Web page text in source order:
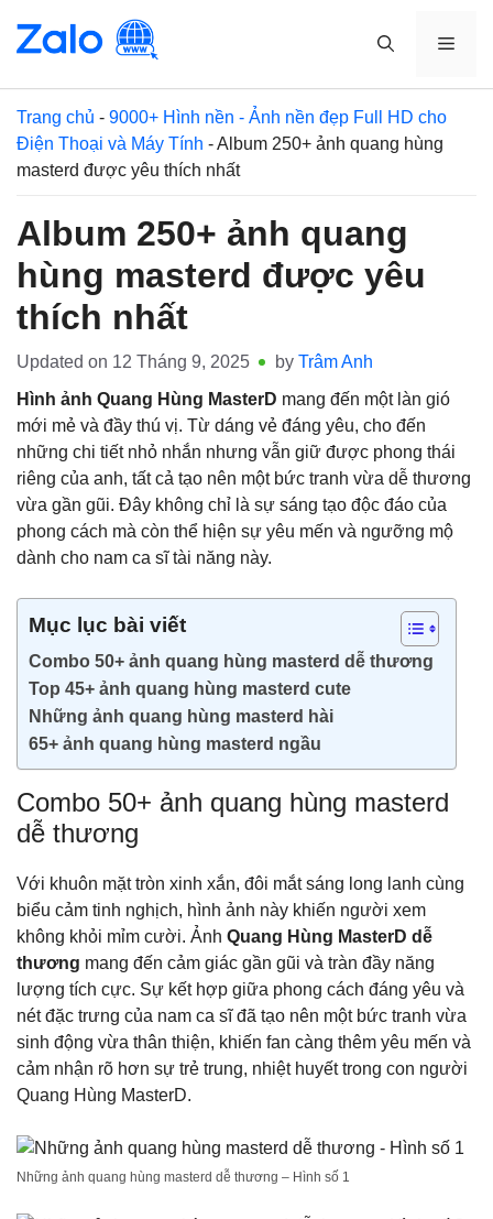
Trang chủ - 9000+ Hình nền - Ảnh nền đẹp Full HD cho
Điện Thoại và Máy Tính -Album 250+ ảnh quang hùng
masterd được yêu thích nhất
Album 250+ ảnh quang
hùng masterd được yêu
thích nhất
Updated on 12 Tháng 9, 2025 by Trâm Anh
Hình ảnh Quang Hùng MasterD mang đến một làn gió
mới mẻ và đầy thú vị. Từ dáng vẻ đáng yêu, cho đến
những chi tiết nhỏ nhắn nhưng vẫn giữ được phong thái
riêng của anh, tất cả tạo nên một bức tranh vừa dễ thương
vừa gần gũi. Đây không chỉ là sự sáng tạo độc đáo của
phong cách mà còn thể hiện sự yêu mến và ngưỡng mộ
dành cho nam ca sĩ tài năng này.
Mục lục bài viết
Combo 50+ ảnh quang hùng masterd dễ thương
Top 45+ ảnh quang hùng masterd cute
Những ảnh quang hùng masterd hài
65+ ảnh quang hùng masterd ngầu
Combo 50+ ảnh quang hùng masterd
dễ thương
Với khuôn mặt tròn xinh xắn, đôi mắt sáng long lanh cùng
biểu cảm tinh nghịch, hình ảnh này khiến người xem
không khỏi mỉm cười. Ảnh Quang Hùng MasterD dễ
thương mang đến cảm giác gần gũi và tràn đầy năng
lượng tích cực. Sự kết hợp giữa phong cách đáng yêu và
nét đặc trưng của nam ca sĩ đã tạo nên một bức tranh vừa
sinh động vừa thân thiện, khiến fan càng thêm yêu mến và
cảm nhận rõ hơn sự trẻ trung, nhiệt huyết trong con người
Quang Hùng MasterD.
Những ảnh quang hùng masterd dễ thương – Hình số 1